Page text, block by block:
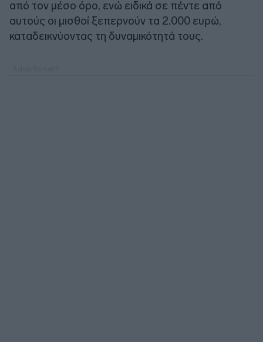
από τον μέσο όρο, ενώ ειδικά σε πέντε από
αυτούς οι μισθοί ξεπερνούν τα 2.000 ευρώ,
καταδεικνύοντας τη δυναμικότητά τους.